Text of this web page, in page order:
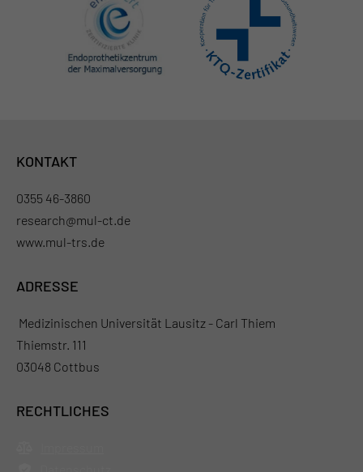
KONTAKT
0355 46-3860
research@mul-ct.de
www.mul-trs.de
ADRESSE
Medizinischen Universität Lausitz - Carl Thiem
Thiemstr. 111
03048 Cottbus
RECHTLICHES